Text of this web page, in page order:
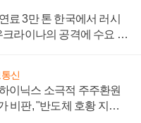
료 3만 톤 한국에서 러시
크라이나의 공격에 수요 늘
신
이닉스 소극적 주주환원
비판, "반도체 호황 지속